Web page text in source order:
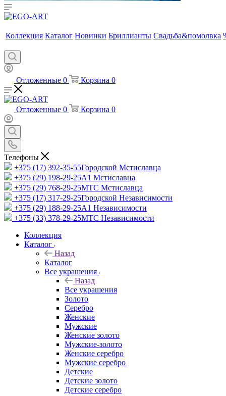
Коллекция Каталог Новинки Бриллианты Свадьба&помолвка
Отложенные 0 Корзина 0
Отложенные 0 Корзина 0
Телефоны
+375 (17) 392-35-55Городской Мстиславца
+375 (29) 198-29-25A1 Мстиславца
+375 (29) 768-29-25МТС Мстиславца
+375 (17) 317-29-25Городской Независимости
+375 (29) 188-29-25A1 Независимости
+375 (33) 378-29-25МТС Независимости
Коллекция
Каталог
Назад
Каталог
Все украшения
Назад
Все украшения
Золото
Серебро
Женские
Мужские
Женские золото
Мужские-золото
Женские серебро
Мужские серебро
Детские
Детские золото
Детские серебро